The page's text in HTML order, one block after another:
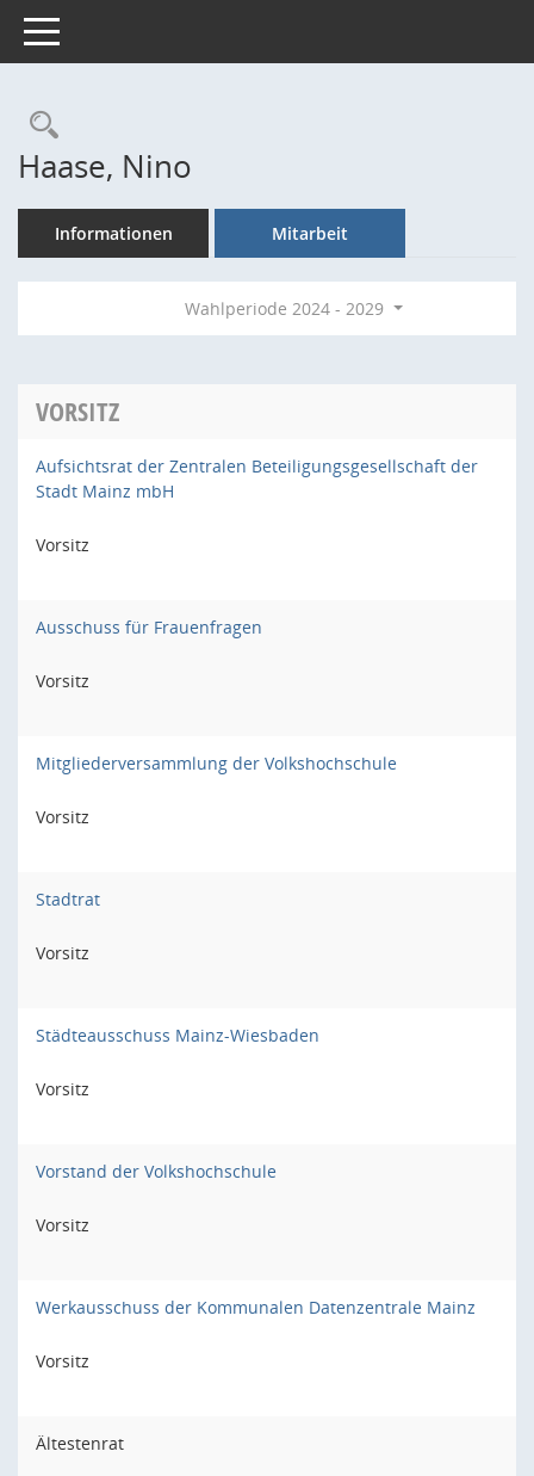
Toggle navigation
Rechercheauswahl
Haase, Nino
Informationen Mitarbeit
Wahlperiode 2024 - 2029
VORSITZ
Aufsichtsrat der Zentralen Beteiligungsgesellschaft der
Stadt Mainz mbH
Vorsitz
Ausschuss für Frauenfragen
Vorsitz
Mitgliederversammlung der Volkshochschule
Vorsitz
Stadtrat
Vorsitz
Städteausschuss Mainz-Wiesbaden
Vorsitz
Vorstand der Volkshochschule
Vorsitz
Werkausschuss der Kommunalen Datenzentrale Mainz
Vorsitz
Ältestenrat